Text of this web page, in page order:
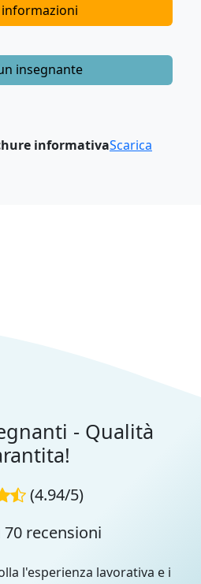
informazioni
insegnante
informativaScarica
- Qualità
(4.94/5)
70 recensioni
l'esperienza lavorativa e i